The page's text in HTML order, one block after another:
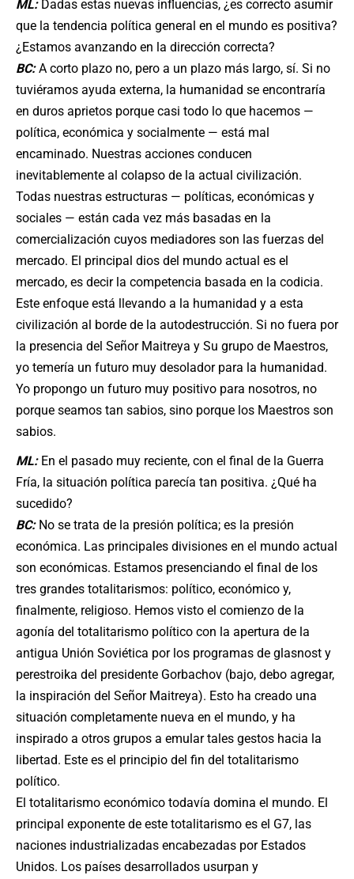
ML:Dadas estas nuevas influencias, ¿es correcto asumir
que la tendencia política general en el mundo es positiva?
¿Estamos avanzando en la dirección correcta?
BC:A corto plazo no, pero a un plazo más largo, sí. Si no
tuviéramos ayuda externa, la humanidad se encontraría
en duros aprietos porque casi todo lo que hacemos —
política, económica y socialmente — está mal
encaminado. Nuestras acciones conducen
inevitablemente al colapso de la actual civilización.
Todas nuestras estructuras — políticas, económicas y
sociales — están cada vez más basadas en la
comercialización cuyos mediadores son las fuerzas del
mercado. El principal dios del mundo actual es el
mercado, es decir la competencia basada en la codicia.
Este enfoque está llevando a la humanidad y a esta
civilización al borde de la autodestrucción. Si no fuera por
la presencia del Señor Maitreya y Su grupo de Maestros,
yo temería un futuro muy desolador para la humanidad.
Yo propongo un futuro muy positivo para nosotros, no
porque seamos tan sabios, sino porque los Maestros son
sabios.
ML:En el pasado muy reciente, con el final de la Guerra
Fría, la situación política parecía tan positiva. ¿Qué ha
sucedido?
BC:No se trata de la presión política; es la presión
económica. Las principales divisiones en el mundo actual
son económicas. Estamos presenciando el final de los
tres grandes totalitarismos: político, económico y,
finalmente, religioso. Hemos visto el comienzo de la
agonía del totalitarismo político con la apertura de la
antigua Unión Soviética por los programas de glasnost y
perestroika del presidente Gorbachov (bajo, debo agregar,
la inspiración del Señor Maitreya). Esto ha creado una
situación completamente nueva en el mundo, y ha
inspirado a otros grupos a emular tales gestos hacia la
libertad. Este es el principio del fin del totalitarismo
político.
El totalitarismo económico todavía domina el mundo. El
principal exponente de este totalitarismo es el G7, las
naciones industrializadas encabezadas por Estados
Unidos. Los países desarrollados usurpan y